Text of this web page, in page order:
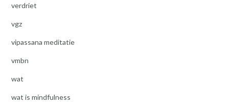
verdriet
vgz
vipassana meditatie
vmbn
wat
wat is mindfulness